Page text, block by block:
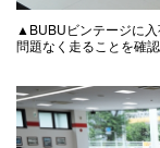
▲BUBUビンテージに
問題なく走ることを確